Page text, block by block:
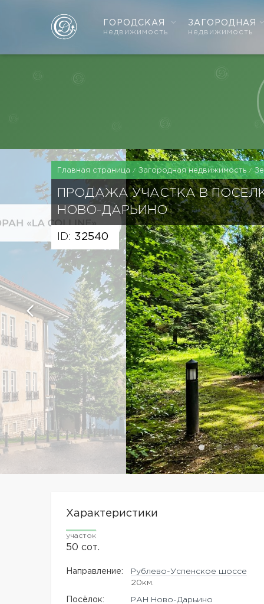
ГОРОДСКАЯ
недвижимость
ЗАГОРОДНАЯ
недвижимость
Главная страница Загородная недвижимость
ПРОДАЖА УЧАСТКА В
НОВО-ДАРЬИНО
ID: 32540
Характеристики
участок
50 сот.
Направление:
Рублево-Успенское шоссе
20км.
Посёлок: РАН Ново-Дарьино